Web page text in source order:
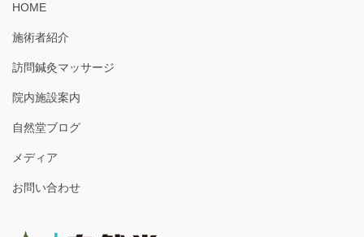
HOME
施術者紹介
訪問鍼灸マッサージ
院内施設案内
自然堂ブログ
メディア
お問い合わせ